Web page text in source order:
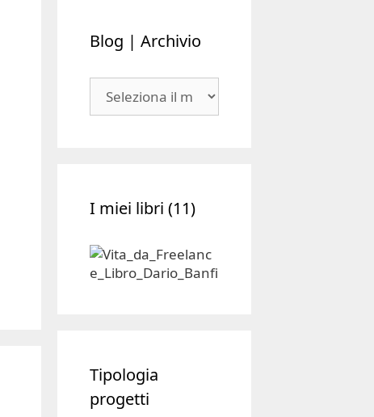
Blog | Archivio
I miei libri (11)
Tipologia
progetti